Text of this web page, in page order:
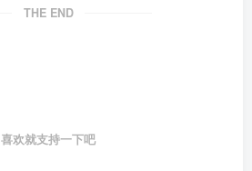
THE END
喜欢就支持一下吧